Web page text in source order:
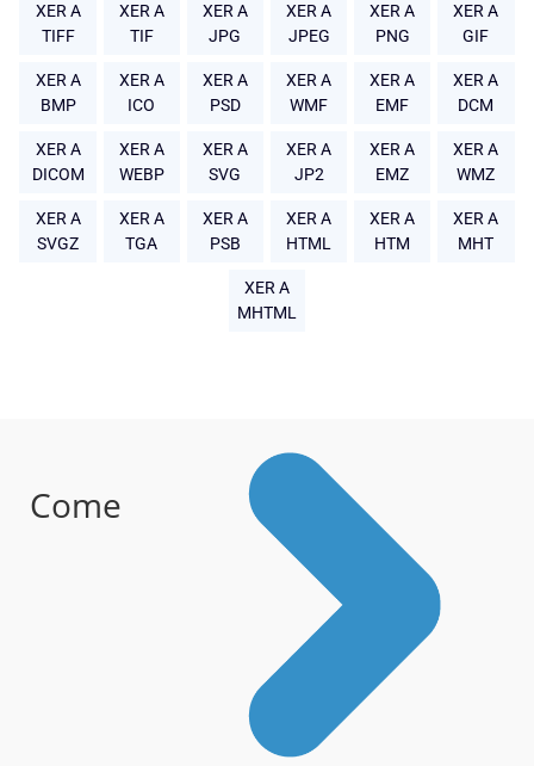
XER A
TIFF
XER A
TIF
XER A
JPG
XER A
JPEG
XER A
PNG
XER A
GIF
XER A
BMP
XER A
ICO
XER A
PSD
XER A
WMF
XER A
EMF
XER A
DCM
XER A
DICOM
XER A
WEBP
XER A
SVG
XER A
JP2
XER A
EMZ
XER A
WMZ
XER A
SVGZ
XER A
TGA
XER A
PSB
XER A
HTML
XER A
HTM
XER A
MHT
XER A
MHTML
Come